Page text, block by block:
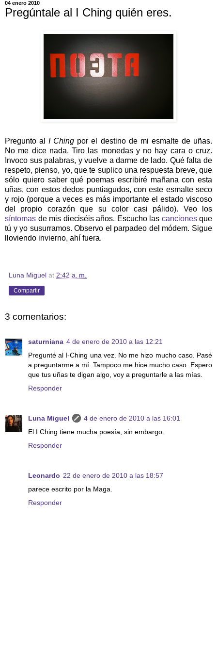
04 enero 2010
Pregúntale al I Ching quién eres.
Pregunto alI Ching por el destino de mi esmalte de uñas.
No me dice nada. Tiro las monedas y no hay cara o cruz.
Invoco sus palabras, y vuelve a darme de lado. Qué falta de
respeto, pienso, yo, que te suplico una respuesta breve, que
sólo quiero saber qué poemas escribiré mañana con esta
uñas, con estos dedos puntiagudos, con este esmalte seco
y rojo (porque a veces es más importante el estado viscoso
del propio corazón que su color casi pálido). Veo los
síntomas de mis dieciséis años. Escucho las cancionesque
tú y yo susurramos. Observo el parpadeo del módem. Sigue
lloviendo invierno, ahí fuera.
Luna Miguel at 2:42 a. m.
Compartir
3 comentarios:
saturniana 4 de enero de 2010 a las 12:21
Pregunté al I-Ching una vez. No me hizo mucho caso. Pasé
a preguntarme a mí. Tampoco me hice mucho caso. Espero
que tus uñas te digan algo, voy a preguntarle a las mías.
Responder
Luna Miguel
4 de enero de 2010 a las 16:01
El I Ching tiene mucha poesía, sin embargo.
Responder
Leonardo 22 de enero de 2010 a las 18:57
parece escrito por la Maga.
Responder